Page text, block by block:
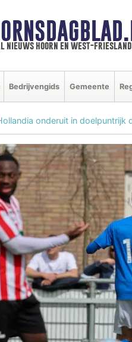
nieuws hoorn en west-friesland
Bedrijvengids Gemeente
onderuit in doelpuntrijk